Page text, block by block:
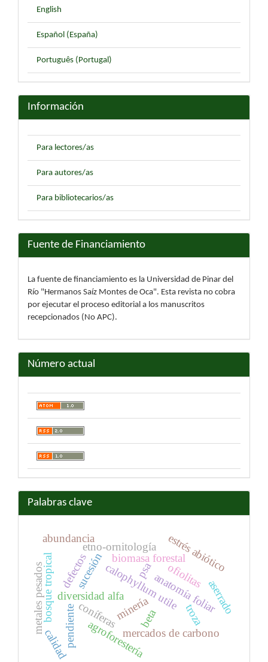
English
Español (España)
Português (Portugal)
Información
Para lectores/as
Para autores/as
Para bibliotecarios/as
Fuente de Financiamiento
La fuente de financiamiento es la Universidad de Pinar del
Río "Hermanos Saíz Montes de Oca". Esta revista no cobra
por ejecutar el proceso editorial a los manuscritos
recepcionados (No APC).
Número actual
Palabras clave
diversidad alfa
beta
ofiolitas
sucesióncalophyllum utile
biomasa forestal
mercados de carbono
psa
bosque tropical
agroforestería
coníferas anatomía foliar
estrés abiótico
metales pesados minería
pendiente troza
defectos
aserrado
calidad
etno-ornitología
abundancia